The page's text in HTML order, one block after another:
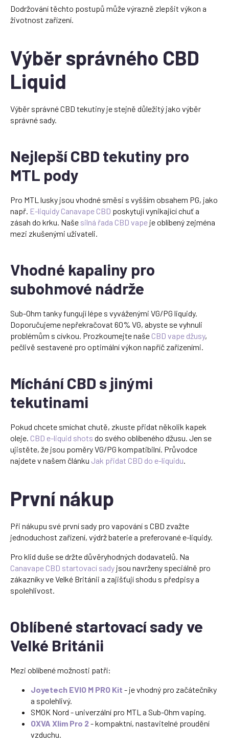
Dodržování těchto postupů může výrazně zlepšit výkon a
životnost zařízení.
Výběr správného CBD
Liquid
Výběr správné CBD tekutiny je stejně důležitý jako výběr
správné sady.
Nejlepší CBD tekutiny pro
MTL pody
Pro MTL lusky jsou vhodné směsi s vyšším obsahem PG, jako
např. E-liquidy Canavape CBD poskytují vynikající chuť a
zásah do krku. Naše silná řada CBD vape je oblíbený zejména
mezi zkušenými uživateli.
Vhodné kapaliny pro
subohmové nádrže
Sub-Ohm tanky fungují lépe s vyváženými VG/PG liquidy.
Doporučujeme nepřekračovat 60% VG, abyste se vyhnuli
problémům s cívkou. Prozkoumejte naše CBD vape džusy,
pečlivě sestavené pro optimální výkon napříč zařízeními.
Míchání CBD s jinými
tekutinami
Pokud chcete smíchat chutě, zkuste přidat několik kapek
oleje. CBD e-liquid shots do svého oblíbeného džusu. Jen se
ujistěte, že jsou poměry VG/PG kompatibilní. Průvodce
najdete v našem článku Jak přidat CBD do e-liquidu
První nákup
Při nákupu své první sady pro vapování s CBD zvažte
jednoduchost zařízení, výdrž baterie a preferované e-liquidy.
Pro klid duše se držte důvěryhodných dodavatelů. Na
Canavape CBD startovací sady jsou navrženy speciálně pro
zákazníky ve Velké Británii a zajišťují shodu s předpisy a
spolehlivost.
Oblíbené startovací sady ve
Velké Británii
Mezi oblíbené možnosti patří:
Joyetech EVIO M PRO Kit - je vhodný pro začátečníky
a spolehlivý.
SMOK Nord - univerzální pro MTL a Sub-Ohm vaping.
OXVA Xlim Pro 2- kompaktní, nastavitelné proudění
vzduchu.